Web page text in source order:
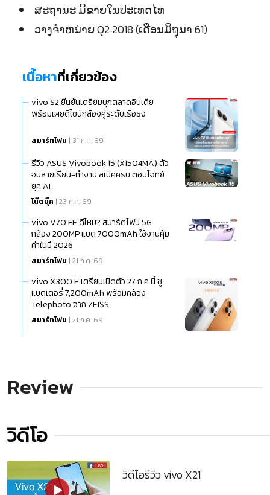
ສະຖານະ ມີຂາຍໃນປະເທດໄທ
ວາງຈຳຫນ່າຍ Q2 2018 (ເດືອນມິຖຸນາ 61)
เนื้อหาที่เกี่ยวข้อง
vivo S2 ยืนยันเตรียมบุกตลาดอินเดีย
พร้อมเผยดีไซน์กล้องคู่ระดับเรือธง
สมาร์ทโฟน | 31 ก.ค. 69
รีวิว ASUS Vivobook 15 (X1504MA) ตัว
จบสายเรียน-ทำงาน สเปคครบ ตอบโจทย์
ยุค AI
โน๊ตบุ๊ค | 23 ก.ค. 69
vivo V70 FE ดีไหม? สมาร์ตโฟน 5G
กล้อง 200MP แบต 7000mAh ใช้งานคุ้ม
ค่าในปี 2026
สมาร์ทโฟน | 21 ก.ค. 69
vivo X300 E เตรียมเปิดตัว 27 ก.ค.นี้ ชู
แบตเตอรี่ 7,200mAh พร้อมกล้อง
Telephoto จาก ZEISS
สมาร์ทโฟน | 21 ก.ค. 69
Review
วิดีโอ
วิดีโอรีวิว vivo X21